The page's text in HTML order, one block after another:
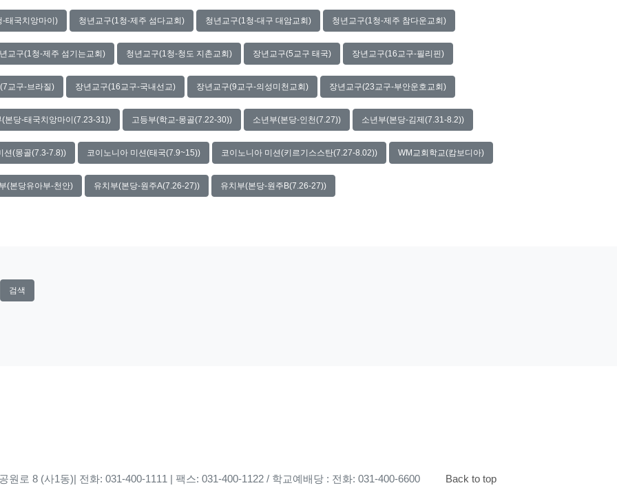
-태국치앙마이) 청년교구(1청-제주 섬다교회) 청년교구(1청-대구 대암교회) 청년교구(1청-제주 참다운교회)
교구(1청-제주 섬기는교회) 청년교구(1청-청도 지촌교회) 장년교구(5교구 태국) 장년교구(16교구-필리핀)
교구-브라질) 장년교구(16교구-국내선교) 장년교구(9교구-의성미천교회) 장년교구(23교구-부안운호교회)
(본당-태국치앙마이(7.23-31)) 고등부(학교-몽골(7.22-30)) 소년부(본당-인천(7.27)) 소년부(본당-김제(7.31-8.2))
션(몽골(7.3-7.8)) 코이노니아 미션(태국(7.9~15)) 코이노니아 미션(키르기스스탄(7.27-8.02)) WM교회학교(캄보디아)
(본당유아부-천안) 유치부(본당-원주A(7.26-27)) 유치부(본당-원주B(7.26-27))
검색
Back to top
원로 8 (사1동)| 전화: 031-400-1111 | 팩스: 031-400-1122 / 학교예배당 : 전화: 031-400-6600